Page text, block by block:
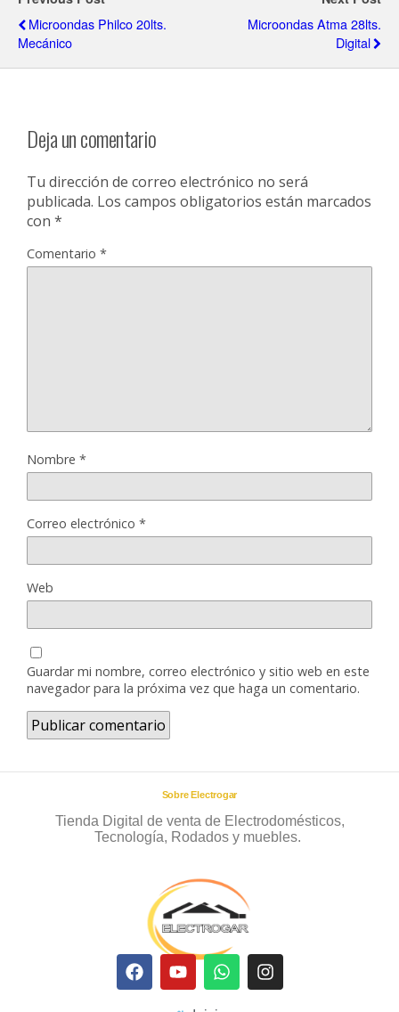
Microondas Philco 20lts.
Mecánico
Microondas Atma 28lts.
Digital
Deja un comentario
Tu dirección de correo electrónico no será
publicada. Los campos obligatorios están marcados
con *
Comentario *
Nombre *
Correo electrónico *
Web
Guardar mi nombre, correo electrónico y sitio web en este
navegador para la próxima vez que haga un comentario.
Sobre Electrogar
Tienda Digital de venta de Electrodomésticos,
Tecnología, Rodados y muebles.